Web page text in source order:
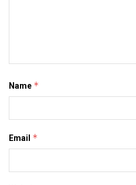
Name *
Email *